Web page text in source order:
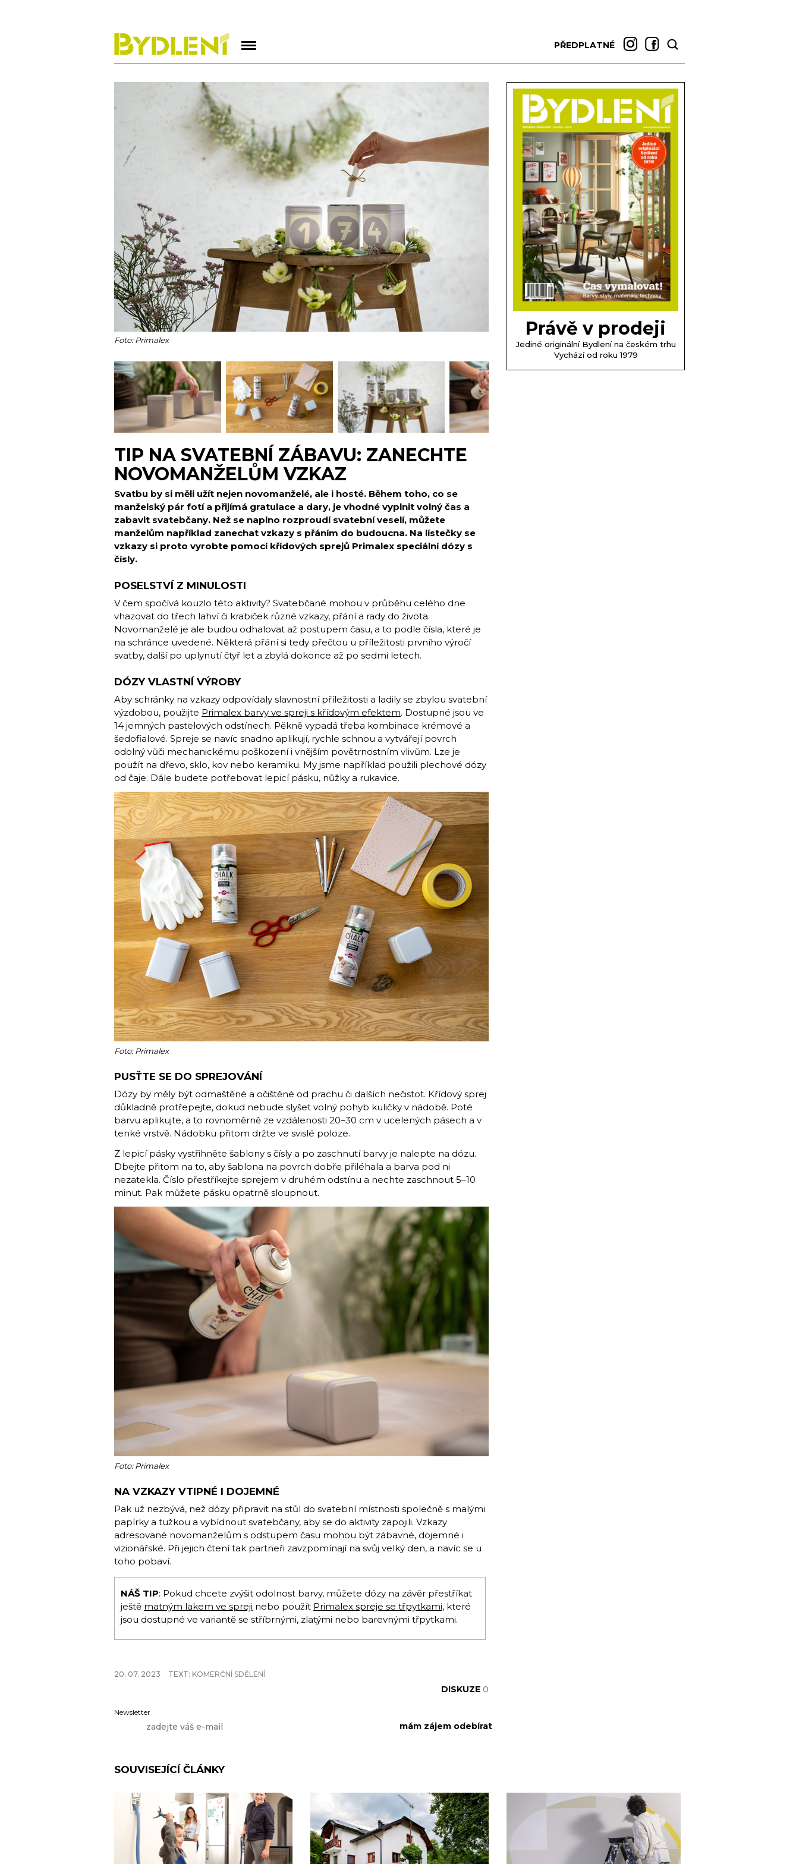
PŘEDPLATNÉ
Foto: Primalex
TIP NA SVATEBNÍ ZÁBAVU: ZANECHTE
NOVOMANŽELŮM VZKAZ
Svatbu by si měli užít nejen novomanželé, ale i hosté. Během toho, co se
manželský pár fotí a přijímá gratulace a dary, je vhodné vyplnit volný čas a
zabavit svatebčany. Než se naplno rozproudí svatební veselí, můžete
manželům například zanechat vzkazy s přáním do budoucna. Na lístečky se
vzkazy si proto vyrobte pomocí křídových sprejů Primalex speciální dózy s
čísly.
POSELSTVÍ Z MINULOSTI
V čem spočívá kouzlo této aktivity? Svatebčané mohou v průběhu celého dne
vhazovat do třech lahví či krabiček různé vzkazy, přání a rady do života.
Novomanželé je ale budou odhalovat až postupem času, a to podle čísla, které je
na schránce uvedené. Některá přání si tedy přečtou u příležitosti prvního výročí
svatby, další po uplynutí čtyř let a zbylá dokonce až po sedmi letech.
DÓZY VLASTNÍ VÝROBY
Aby schránky na vzkazy odpovídaly slavnostní příležitosti a ladily se zbylou svatební
výzdobou, použijte Primalex barvy ve spreji s křídovým efektem. Dostupné jsou ve
14 jemných pastelových odstínech. Pěkně vypadá třeba kombinace krémové a
šedofialové. Spreje se navíc snadno aplikují, rychle schnou a vytvářejí povrch
odolný vůči mechanickému poškození i vnějším povětrnostním vlivům. Lze je
použít na dřevo, sklo, kov nebo keramiku. My jsme například použili plechové dózy
od čaje. Dále budete potřebovat lepicí pásku, nůžky a rukavice.
Foto: Primalex
PUSŤTE SE DO SPREJOVÁNÍ
Dózy by měly být odmaštěné a očištěné od prachu či dalších nečistot. Křídový sprej
důkladně protřepejte, dokud nebude slyšet volný pohyb kuličky v nádobě. Poté
barvu aplikujte, a to rovnoměrně ze vzdálenosti 20–30 cm v ucelených pásech a v
tenké vrstvě. Nádobku přitom držte ve svislé poloze.
Z lepicí pásky vystřihněte šablony s čísly a po zaschnutí barvy je nalepte na dózu.
Dbejte přitom na to, aby šablona na povrch dobře přiléhala a barva pod ni
nezatekla. Číslo přestříkejte sprejem v druhém odstínu a nechte zaschnout 5–10
minut. Pak můžete pásku opatrně sloupnout.
Foto: Primalex
NA VZKAZY VTIPNÉ I DOJEMNÉ
Pak už nezbývá, než dózy připravit na stůl do svatební místnosti společně s malými
papírky a tužkou a vybídnout svatebčany, aby se do aktivity zapojili. Vzkazy
adresované novomanželům s odstupem času mohou být zábavné, dojemné i
vizionářské. Při jejich čtení tak partneři zavzpomínají na svůj velký den, a navíc se u
toho pobaví.
NÁŠ TIP: Pokud chcete zvýšit odolnost barvy, můžete dózy na závěr přestříkat
ještě matným lakem ve spreji nebo použít Primalex spreje se třpytkami, které
jsou dostupné ve variantě se stříbrnými, zlatými nebo barevnými třpytkami.
20. 07. 2023 TEXT: KOMERČNÍ SDĚLENÍ
DISKUZE 0
Newsletter
SOUVISEJÍCÍ ČLÁNKY
Právě v prodeji
Jediné originální Bydlení na českém trhu
Vychází od roku 1979